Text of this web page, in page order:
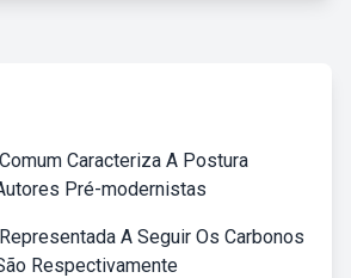
Caracteriza A Postura
Pré-modernistas
A Seguir Os Carbonos
Respectivamente